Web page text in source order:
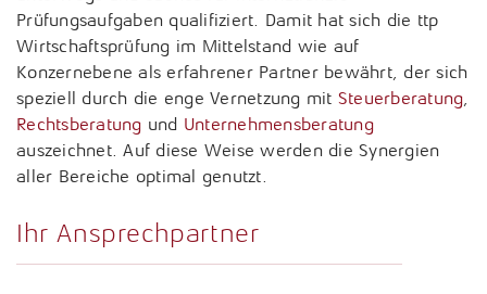
Prüfungsaufgaben qualifiziert. Damit hat sich die ttp
Wirtschaftsprüfung im Mittelstand wie auf
Konzernebene als erfahrener Partner bewährt, der sich
speziell durch die enge Vernetzung mit Steuerberatung
Rechtsberatung und Unternehmensberatung
auszeichnet. Auf diese Weise werden die Synergien
aller Bereiche optimal genutzt.
Ihr Ansprechpartner